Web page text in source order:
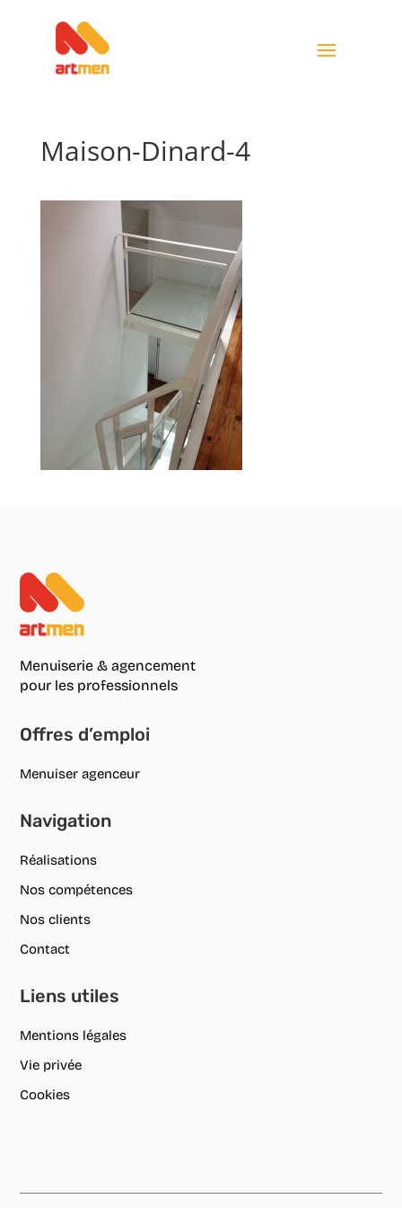
Maison-Dinard-4
Menuiserie & agencement
pour les professionnels
Offres d’emploi
Menuiser agenceur
Navigation
Réalisations
Nos compétences
Nos clients
Contact
Liens utiles
Mentions légales
Vie privée
Cookies